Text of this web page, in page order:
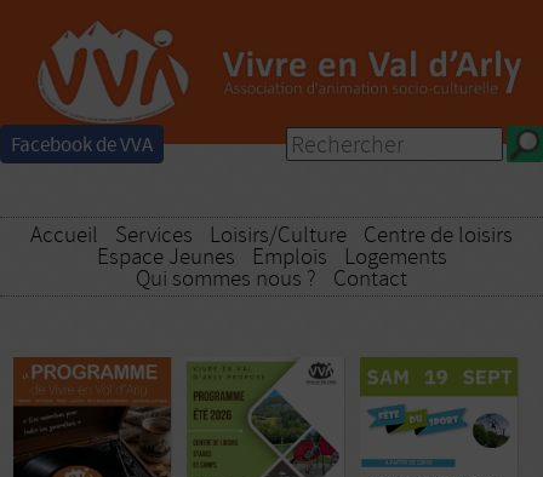
Facebook de VVA
Accueil Services Loisirs/Culture Centre de loisirs
Espace Jeunes Emplois Logements
Qui sommes nous ? Contact